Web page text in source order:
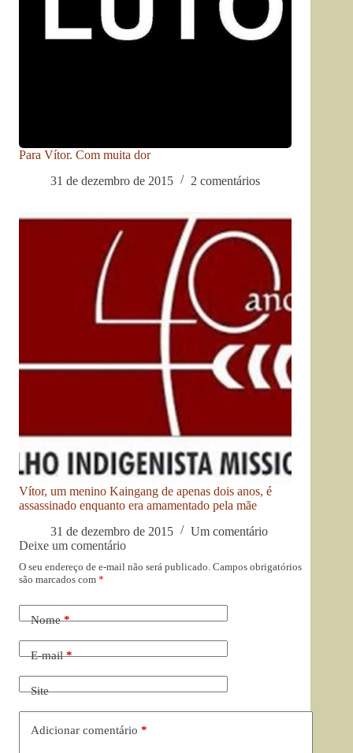
Para Vítor. Com muita dor
31 de dezembro de 2015
2 comentários
Vítor, um menino Kaingang de apenas dois anos, é
assassinado enquanto era amamentado pela mãe
31 de dezembro de 2015
Um comentário
Deixe um comentário
O seu endereço de e-mail não será publicado. Campos obrigatórios
são marcados com *
Nome*
E-mail*
Site
Adicionar comentário *